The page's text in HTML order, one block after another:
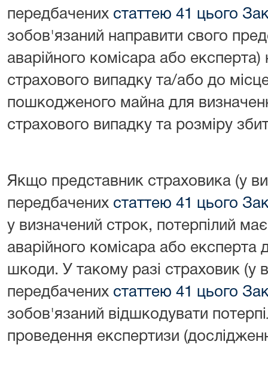
передбачених статтею 41 цього
зобов'язаний направити свого
аварійного комісара або експерта)
страхового випадку та/або до
пошкодженого майна для
страхового випадку та розміру
Якщо представник страховика (у
передбачених статтею 41 цього
у визначений строк, потерпілий
аварійного комісара або експерта
шкоди. У такому разі страховик (у
передбачених статтею 41 цього
зобов'язаний відшкодувати
проведення експертизи